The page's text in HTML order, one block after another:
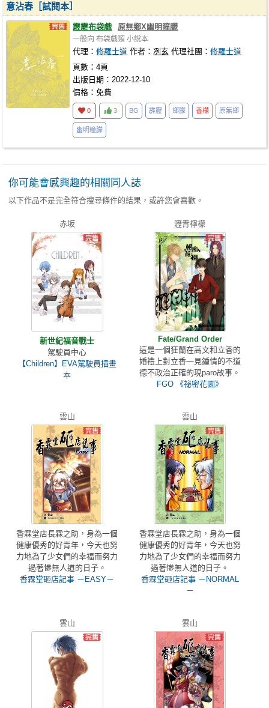
意沾春［試閱本］
霹靂布袋戲 原無鄉X幽明瞳朦
一般向 布袋戲類 小說本
代理：修羅士道 作者：冽玄 代理社團：修羅士道
頁數：4頁
出版日期：2022-12-10
價格：免費
0 3 BG 霹靂 鄉朦 香檬 原無鄉
幽明瞳朦
你可能會感興趣的相關同人誌
以下作品不是完全符合搜尋條件的結果，或許您會喜歡。
赤坂
新世紀福音戰士
駕駛員中心
【Children】EVA駕駛員插畫
本
瀝青檸檬
Fate/Grand Order
這是一個狂蘭在高文和立香的
婚禮上對立香一見鍾情的不道
德不政治正確的現paro故事。
FGO 《祕密花園》
雲山
香霖堂店長霖之助，身為一個
健康優秀的好青年，今天也努
力地為了少女們的幸福而努力
過著慘無人道的日子。
香霖堂砸店記事 －EASY－
雲山
香霖堂店長霖之助，身為一個
健康優秀的好青年，今天也努
力地為了少女們的幸福而努力
過著慘無人道的日子。
香霖堂砸店記事 －NORMAL
－
雲山 雲山